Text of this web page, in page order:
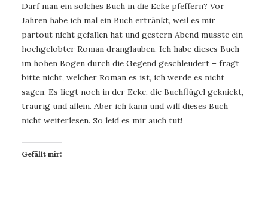
Darf man ein solches Buch in die Ecke pfeffern? Vor
Jahren habe ich mal ein Buch ertränkt, weil es mir
partout nicht gefallen hat und gestern Abend musste ein
hochgelobter Roman dranglauben. Ich habe dieses Buch
im hohen Bogen durch die Gegend geschleudert – fragt
bitte nicht, welcher Roman es ist, ich werde es nicht
sagen. Es liegt noch in der Ecke, die Buchflügel geknickt,
traurig und allein. Aber ich kann und will dieses Buch
nicht weiterlesen. So leid es mir auch tut!
Gefällt mir: